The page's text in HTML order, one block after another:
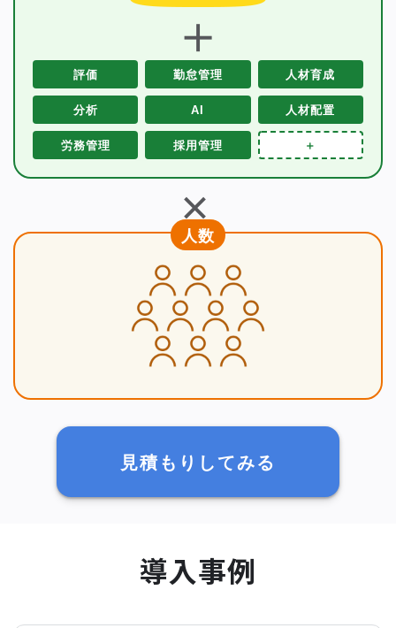
＋
評価 勤怠管理 人材育成
分析 AI 人材配置
労務管理 採用管理 ＋
＋
人数
見積もりしてみる
導入事例